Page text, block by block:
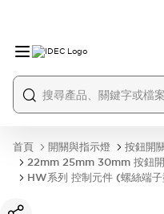
首頁 開關與指示燈
按鈕開
22mm 25mm 30mm 按鈕
HW系列 控制元件 (螺絲端